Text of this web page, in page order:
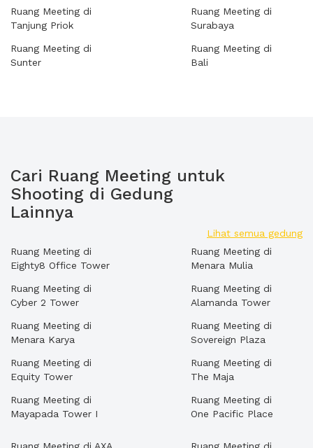
Ruang Meeting di
Tanjung Priok
Ruang Meeting di
Sunter
Ruang Meeting di
Surabaya
Ruang Meeting di
Bali
Cari Ruang Meeting untuk
Shooting di Gedung
Lainnya
Lihat semua gedung
Ruang Meeting di
Eighty8 Office Tower
Ruang Meeting di
Cyber 2 Tower
Ruang Meeting di
Menara Karya
Ruang Meeting di
Equity Tower
Ruang Meeting di
Mayapada Tower I
Ruang Meeting di
Menara Mulia
Ruang Meeting di
Alamanda Tower
Ruang Meeting di
Sovereign Plaza
Ruang Meeting di
The Maja
Ruang Meeting di
One Pacific Place